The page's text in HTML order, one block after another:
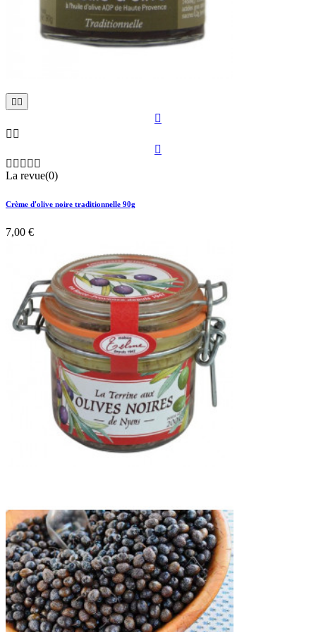


 

    
La revue(0)
Crème d'olive noire traditionnelle 90g
7,00 €